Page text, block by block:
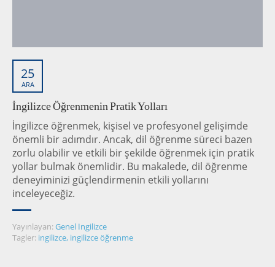
25
ARA
İngilizce Öğrenmenin Pratik Yolları
İngilizce öğrenmek, kişisel ve profesyonel gelişimde
önemli bir adımdır. Ancak, dil öğrenme süreci bazen
zorlu olabilir ve etkili bir şekilde öğrenmek için pratik
yollar bulmak önemlidir. Bu makalede, dil öğrenme
deneyiminizi güçlendirmenin etkili yollarını
inceleyeceğiz.
Yayınlayan: Genel İngilizce
Tagler: ingilizce, ingilizce öğrenme